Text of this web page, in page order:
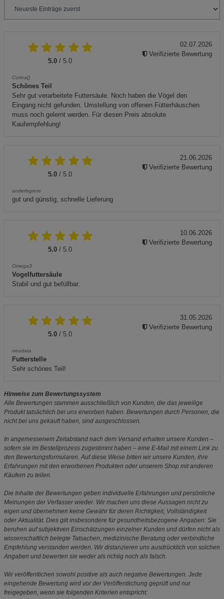
5.0 / 5.0
Corina()
Schönes Teil
Sehr gut verarbeitete Futtersäule. Noch haben die Vögel den
Eingang nicht gefunden. Umstellung von offenen Fütterhäuschen
muss noch gelernt werden. Für diesen Preis absolute
Kaufempfehlung!
02.07.2026
Verifizierte Bewertung
5.0 / 5.0
anderlsgrete
gut und günstig, schnelle Lieferung
21.06.2026
Verifizierte Bewertung
5.0 / 5.0
Omega3
Vogelfuttersäule
Stabil und gut befüllbar.
10.06.2026
Verifizierte Bewertung
5.0 / 5.0
neudata
Futterstelle
Sehr schönes Teil!
31.05.2026
Verifizierte Bewertung
Hinweise zum Bewertungssystem
Alle Bewertungen stammen ausschließlich von Kunden, die das jeweilige
Produkt tatsächlich bei uns erworben haben. Bewertungen durch Personen, die
nicht bei uns gekauft haben, sind ausgeschlossen.
In angemessenem Zeitabstand nach dem Versand erhalten unsere Kunden –
sofern sie im Bestellprozess zugestimmt haben – eine E-Mail mit einem Link zu
den Bewertungsformularen. Auf diese Weise bitten wir unsere Kunden, ihre
Erfahrungen mit den erworbenen Produkten oder unserem Shop mit anderen
Käufern zu teilen.
Die Inhalte der Bewertungen geben individuelle Erfahrungen und persönliche
Meinungen der Verfasser wieder. Wir machen uns diese Aussagen nicht zu
eigen und übernehmen keine Gewähr für deren Richtigkeit, Vollständigkeit
oder Aktualität. Dies gilt insbesondere für gesundheitsbezogene Angaben: Sie
beruhen auf subjektiven Einschätzungen einzelner Kunden und dürfen nicht als
wissenschaftlich belegte Tatsachen, medizinische Beratung oder verbindliche
Empfehlung verstanden werden. Wir distanzieren uns ausdrücklich von solchen
Angaben und bewerten sie weder als richtig noch als falsch.
Wir veröffentlichen sowohl positive als auch negative Bewertungen. Jede
eingehende Bewertung wird vor der Veröffentlichung geprüft und nur
freigegeben, wenn sie folgenden Kriterien entspricht: